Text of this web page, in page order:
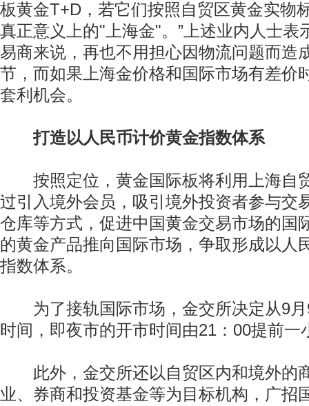
板黄金T+D，若它们按照自贸区黄金实物
真正意义上的"上海金"。”上述业内人士表
易商来说，再也不用担心因物流问题而造
节，而如果上海金价格和国际市场有差价
套利机会。
打造以人民币计价黄金指数体系
按照定位，黄金国际板将利用上海自
过引入境外会员，吸引境外投资者参与交
仓库等方式，促进中国黄金交易市场的国
的黄金产品推向国际市场，争取形成以人
指数体系。
为了接轨国际市场，金交所决定从9月
时间，即夜市的开市时间由21：00提前一
此外，金交所还以自贸区内和境外的
业、券商和投资基金等为目标机构，广招